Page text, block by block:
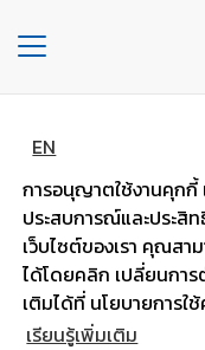
EN
การอนุญาตใช้งานคุกกี้
ประสบการณ์และประสิ
เว็บไซต์ของเรา คุณส
ได้โดยคลิก เปลี่ยนกา
เติมได้ที่ นโยบายการใ
เรียนรู้เพิ่มเติม
Toggle
navigation
องค์กร
ประเภท
รถยนต์
ข่าวและกิจกร
สไต